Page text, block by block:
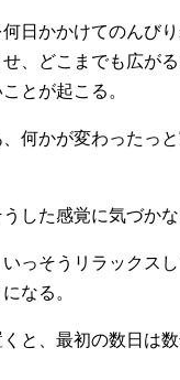
日かかけてのんび
、どこまでも広が
とが起こる。
何かが変わったっ
した感覚に気づかな
っそうリラックス
なる。
と、最初の数日は